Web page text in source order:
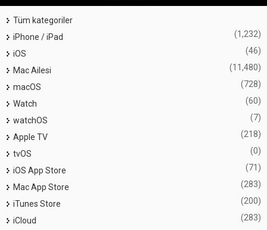
Tüm kategoriler
iPhone / iPad
(1,232)
iOS (46)
Mac Ailesi (11,480)
macOS (728)
Watch (60)
watchOS (7)
Apple TV (218)
tvOS (0)
iOS App Store (71)
Mac App Store (283)
iTunes Store (200)
iCloud
(283)